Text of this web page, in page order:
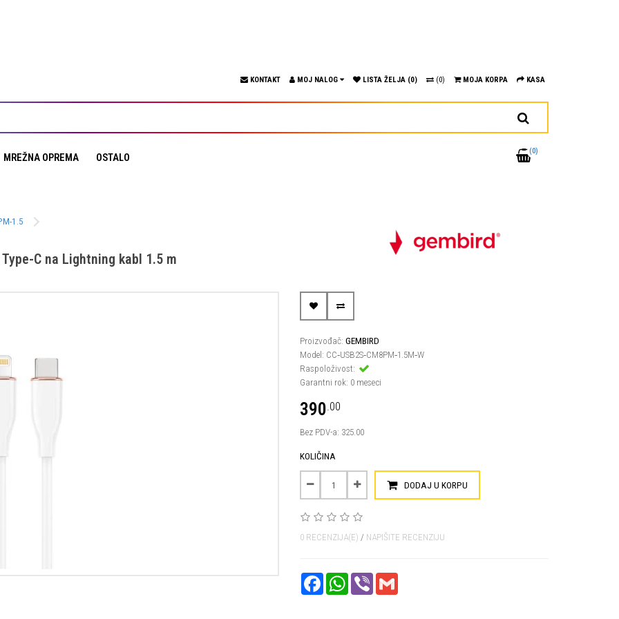
KONTAKT MOJ NALOG LISTA ŽELJA (0) (0) MOJA KORPA KASA
MREŽNA OPREMA OSTALO
(0)
1.5
C na Lightning kabl 1.5 m
Proizvođač: GEMBIRD
Model: CC‑USB2S‑CM8PM‑1.5M‑W
Raspoloživost:
Garantni rok: 0 meseci
390.00
Bez PDV-a: 325.00
KOLIČINA
DODAJ U KORPU
0 RECENZIJA(E) / NAPIŠITE RECENZIJU
FACEBOOKWHATSAPP
VIBER